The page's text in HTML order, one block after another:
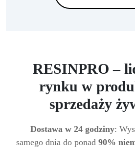
RESINPRO –
rynku w
sprzedaży
Dostawa w 24 godziny:
samego dnia do ponad 90%